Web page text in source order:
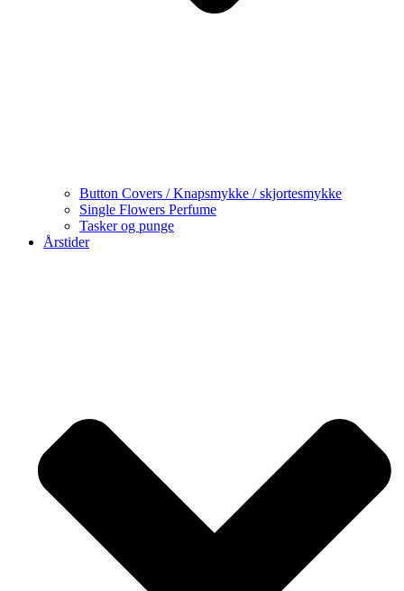
Button Covers / Knapsmykke / skjortesmykke
Single Flowers Perfume
Tasker og punge
Årstider